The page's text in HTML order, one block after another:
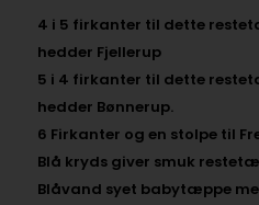
4 i 5 firkanter til dette
hedder Fjellerup
5 i 4 firkanter til dette
hedder Bønnerup.
6 Firkanter og en stolpe til
Blå kryds giver smuk
Blåvand syet babytæppe